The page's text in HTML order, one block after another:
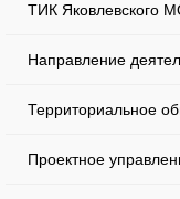
ТИК Яковлевского
Направление
Территориальное
Проектное